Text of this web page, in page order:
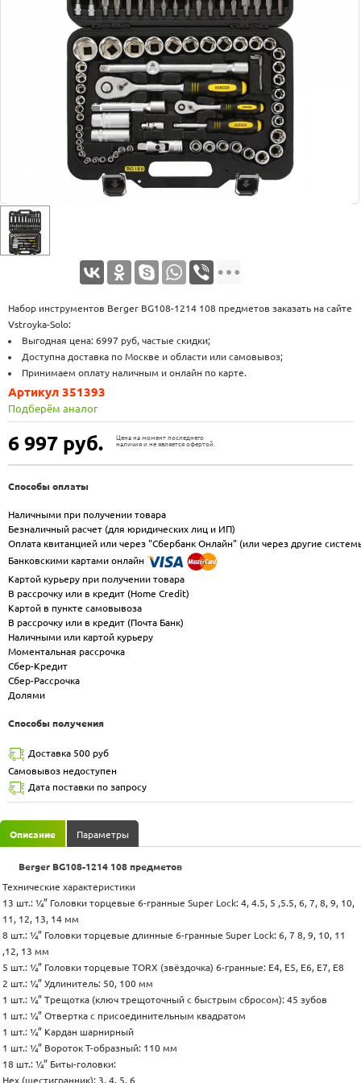
Набор инструментов Berger BG108-1214 108 предметов заказать на сайте
Vstroyka-Solo:
Выгодная цена: 6997 руб, частые скидки;
Доступна доставка по Москве и области или самовывоз;
Принимаем оплату наличным и онлайн по карте.
6 997 руб.
Цена на момент последнего
наличия и не является офертой.
Артикул 351393
Подберём аналог
Способы оплаты
Наличными при получении товара
Безналичный расчет (для юридических лиц и ИП)
Оплата квитанцией или через "Сбербанк Онлайн" (или через другие
Банковскими картами онлайн
Картой курьеру при получении товара
В рассрочку или в кредит (Home Credit)
Картой в пункте самовывоза
В рассрочку или в кредит (Почта Банк)
Наличными или картой курьеру
Моментальная рассрочка
Сбер-Кредит
Сбер-Рассрочка
Долями
Способы получения
Доставка 500 руб
Самовывоз недоступен
Дата поставки по запросу
Описание Параметры
Berger BG108-1214 108 предметов
Технические характеристики
13 шт.: ¼” Головки торцевые 6-гранные Super Lock: 4, 4.5, 5 ,5.5, 6, 7, 8, 9, 10,
11, 12, 13, 14 мм
8 шт.: ¼” Головки торцевые длинные 6-гранные Super Lock: 6, 7 8, 9, 10, 11
,12, 13 мм
5 шт.: ¼” Головки торцевые TORX (звёздочка) 6-гранные: E4, E5, E6, E7, E8
2 шт.: ¼” Удлинитель: 50, 100 мм
1 шт.: ¼” Трещотка (ключ трещоточный с быстрым сбросом): 45 зубов
1 шт.: ¼” Отвертка с присоединительным квадратом
1 шт.: ¼” Кардан шарнирный
1 шт.: ¼” Вороток Т-образный: 110 мм
18 шт.: ¼” Биты-головки:
Hex (шестигранник): 3, 4, 5, 6